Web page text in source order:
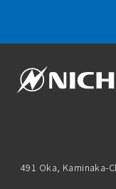
491 Oka, Kaminaka-